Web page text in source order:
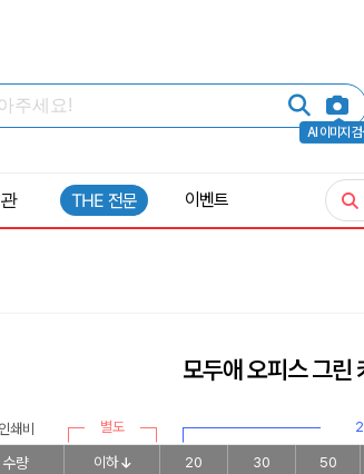
AI 이미지 검
THE 전문 이벤트
모두애 오피스 그린
인쇄비 별도
수량 이하 20 30 50